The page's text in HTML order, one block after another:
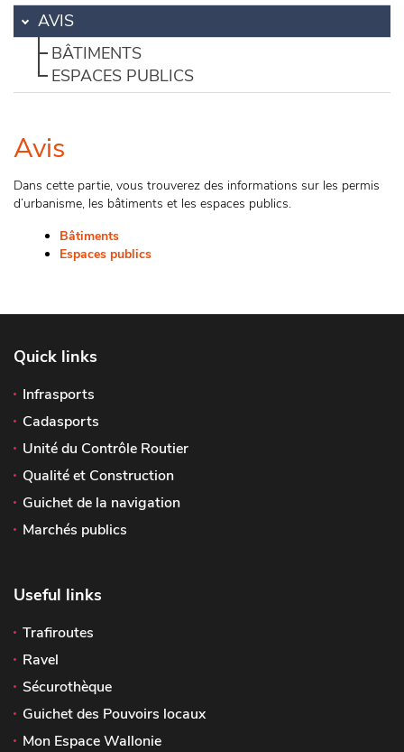
AVIS
BÂTIMENTS
ESPACES PUBLICS
Avis
Dans cette partie, vous trouverez des informations sur les permis
d’urbanisme, les bâtiments et les espaces publics.
Bâtiments
Espaces publics
Quick links
Infrasports
Cadasports
Unité du Contrôle Routier
Qualité et Construction
Guichet de la navigation
Marchés publics
Useful links
Trafiroutes
Ravel
Sécurothèque
Guichet des Pouvoirs locaux
Mon Espace Wallonie